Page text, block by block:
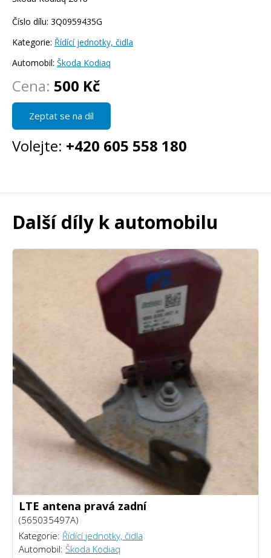
Číslo dílu: 3Q0959435G
Kategorie: Řídící jednotky, čidla
Automobil: Škoda Kodiaq
Cena: 500 Kč
Zeptat se na díl
Volejte: +420 605 558 180
Další díly k automobilu
LTE antena pravá zadní
(565035497A)
Kategorie: Řídící jednotky, čidla
Automobil: Škoda Kodiaq